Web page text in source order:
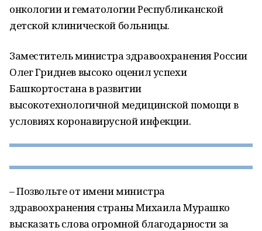
онкологии и гематологии Республиканской
детской клинической больницы.
Заместитель министра здравоохранения России
Олег Гриднев высоко оценил успехи
Башкортостана в развитии
высокотехнологичной медицинской помощи в
условиях коронавирусной инфекции.
– Позвольте от имени министра
здравоохранения страны Михаила Мурашко
высказать слова огромной благодарности за